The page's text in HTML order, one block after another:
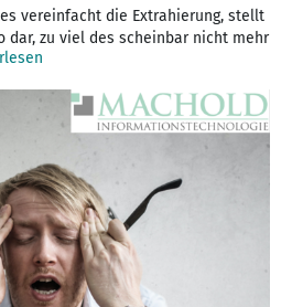
vereinfacht die Extrahierung, stellt
dar, zu viel des scheinbar nicht mehr